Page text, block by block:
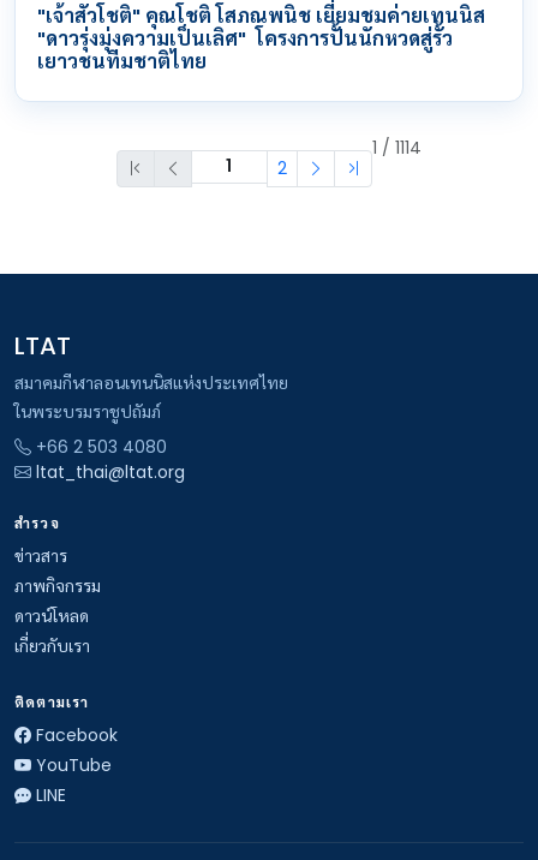
"เจ้าสัวโชติ" คุณโชติ โสภณพนิช เยี่ยมชมค่ายเทนนิส
"ดาวรุ่งมุ่งความเป็นเลิศ" โครงการปั้นนักหวดสู่รั้ว
เยาวชนทีมชาติไทย
2
1 / 1114
LTAT
สมาคมกีฬาลอนเทนนิสแห่งประเทศไทย
ในพระบรมราชูปถัมภ์
+66 2 503 4080
ltat_thai@ltat.org
สำรวจ
ข่าวสาร
ภาพกิจกรรม
ดาวน์โหลด
เกี่ยวกับเรา
ติดตามเรา
Facebook
YouTube
LINE